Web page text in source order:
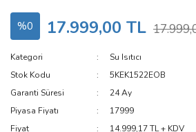
%0 17.999,00 TL
Kategori
Su Isıtıcı
Stok Kodu
5KEK1522EOB
Garanti Süresi
24 Ay
Piyasa Fiyatı
17999
Fiyat
14.999,17 TL + KDV